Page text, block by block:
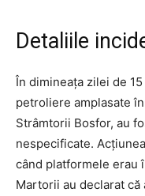
Detaliile
În dimineața zilei de
petroliere amplasate
Strâmtorii Bosfor, au
nespecificate.
când platformele erau
Martorii au declarat